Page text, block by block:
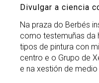
Divulgar a ciencia
Na praza do Berbés
como testemuñas da
tipos de pintura con
centro e o Grupo de
e na xestión de medio